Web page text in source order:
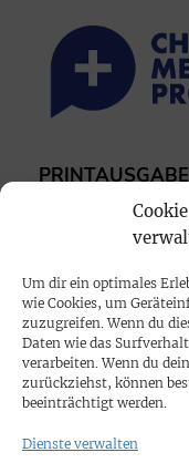
Um dir ein optimales
wie Cookies, um
zuzugreifen. Wenn du
Daten wie das
verarbeiten. Wenn du
zurückziehst, können
beeinträchtigt werden.
Dienste verwalten
PRINTAUSGABE
Mediadaten
PROKOMPAKT
Impressum
SPENDEN
Datenschutz